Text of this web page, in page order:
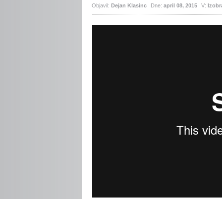
Objavil:Dejan Klasinc Dne:april 08, 2015 V: